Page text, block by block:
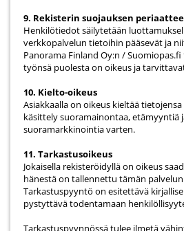
9. Rekisterin suojauksen
Henkilötiedot säilytetään
verkkopalvelun tietoihin pääsevät ja
Panorama Finland Oy:n /
työnsä puolesta on oikeus ja
10. Kielto-oikeus
Asiakkaalla on oikeus kieltää
käsittely suoramainontaa, etämyyntiä
suoramarkkinointia varten.
11. Tarkastusoikeus
Jokaisella rekisteröidyllä on oikeus
hänestä on tallennettu tämän
Tarkastuspyyntö on esitettävä
pystyttävä todentamaan
Tarkastuspyynnössä tulee ilmetä